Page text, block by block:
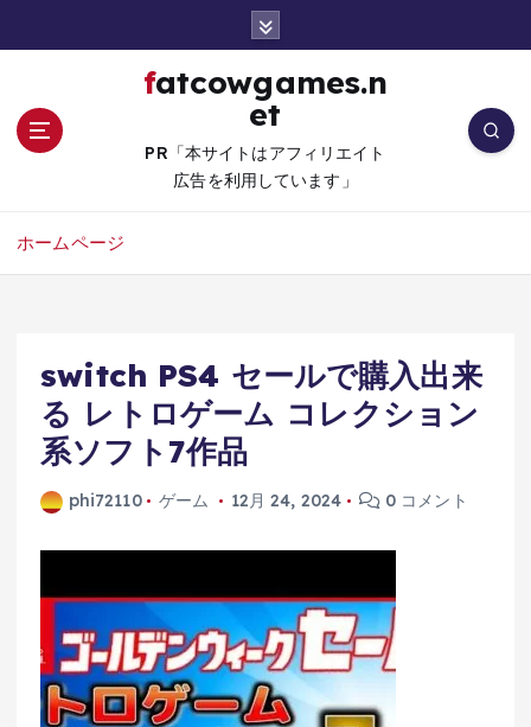
fatcowgames.n
et
PR「本サイトはアフィリエイト
広告を利用しています」
ホームページ
switch PS4 セールで購入出来
る レトロゲーム コレクション
系ソフト7作品
phi72110 ゲーム 12月 24, 2024 0 コメント